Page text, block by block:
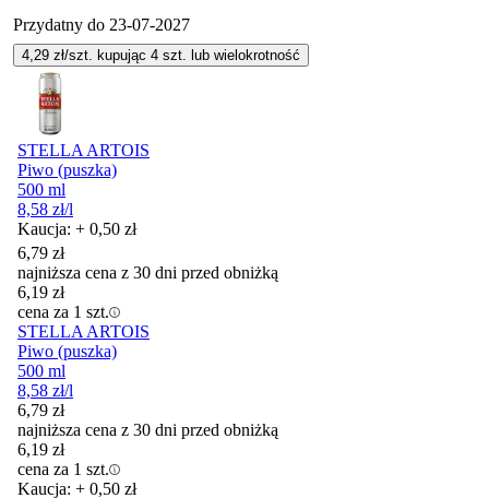
Przydatny do 23-07-2027
4,29 zł/szt. kupując 4 szt. lub wielokrotność
STELLA ARTOIS
Piwo (puszka)
500 ml
8,58 zł/l
Kaucja: + 0,50 zł
6,79 zł
najniższa cena z 30 dni przed obniżką
6,19 zł
cena za 1 szt.
STELLA ARTOIS
Piwo (puszka)
500 ml
8,58 zł/l
6,79 zł
najniższa cena z 30 dni przed obniżką
6,19 zł
cena za 1 szt.
Kaucja: + 0,50 zł